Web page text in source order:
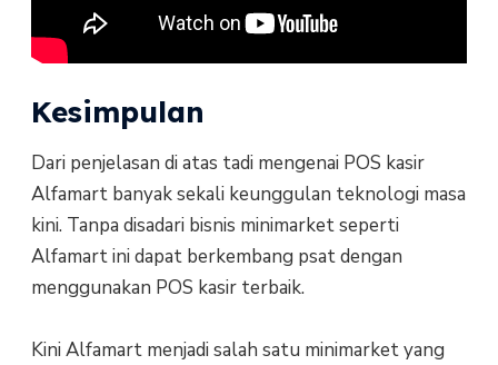
Kesimpulan
Dari penjelasan di atas tadi mengenai POS kasir
Alfamart banyak sekali keunggulan teknologi masa
kini. Tanpa disadari bisnis minimarket seperti
Alfamart ini dapat berkembang psat dengan
menggunakan POS kasir terbaik.
Kini Alfamart menjadi salah satu minimarket yang